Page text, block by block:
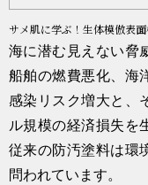
サメ肌に学ぶ！生体模倣表
海に潜む見えない脅
船舶の燃費悪化、海
感染リスク増大と、
ル規模の経済損失を
従来の防汚塗料は環
問われています。